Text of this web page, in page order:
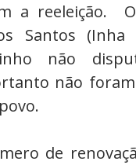
a reeleição.
Santos (Inha
não
não
de